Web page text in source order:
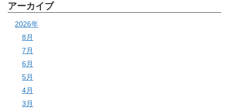
アーカイブ
2026年
8月
7月
6月
5月
4月
3月